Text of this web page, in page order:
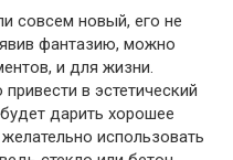
совсем новый, его не
фантазию, можно
и для жизни.
в эстетический
дарить хорошее
использовать